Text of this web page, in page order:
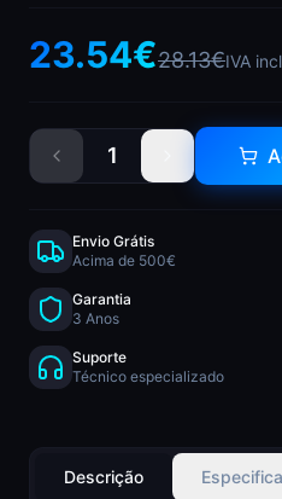
23.54€28.13€IVA
1
Envio Grátis
Acima de 500€
Garantia
3 Anos
Suporte
Técnico especializado
Descrição